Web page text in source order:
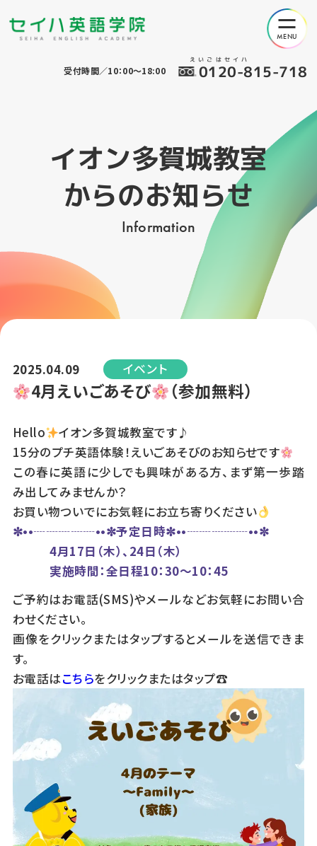
えいごはセイハ
0120-815-718
受付時間／10：00～18:00
イオン多賀城教室
からのお知らせ
Information
2025.04.09 イベント
4月えいごあそび （参加無料）
Hello
イオン多賀城教室です♪
15分のプチ英語体験！えいごあそびのお知らせです
この春に英語に少しでも興味がある方、まず第一歩踏
み出してみませんか？
お買い物ついでにお気軽にお立ち寄りください
✼••┈┈┈┈┈••✼予定日時✼••┈┈┈┈┈••✼
4月17日（木）、24日（木）
実施時間：全日程10：30～10：45
ご予約はお電話(SMS)やメールなどお気軽にお問い合
わせください。
画像をクリックまたはタップするとメールを送信できま
す。
お電話はこちらをクリックまたはタップ☎